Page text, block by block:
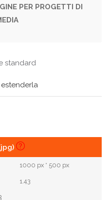
Squadra
Di Lavoro
Amministrazione
Donne D'affari
Globali
Affari Globali
PER PROGETTI DI
standard
1000 px * 500 px
1.43